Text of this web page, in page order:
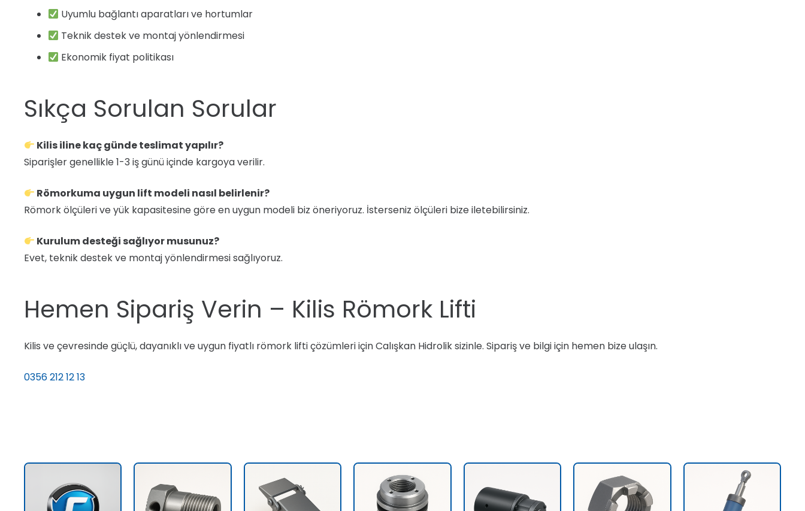
Uyumlu bağlantı aparatları ve hortumlar
Teknik destek ve montaj yönlendirmesi
Ekonomik fiyat politikası
Sıkça Sorulan Sorular
Kilis iline kaç günde teslimat yapılır?
Siparişler genellikle 1-3 iş günü içinde kargoya verilir.
Römorkuma uygun lift modeli nasıl belirlenir?
Römork ölçüleri ve yük kapasitesine göre en uygun modeli biz öneriyoruz. İsterseniz ölçüleri bize iletebilirsiniz.
Kurulum desteği sağlıyor musunuz?
Evet, teknik destek ve montaj yönlendirmesi sağlıyoruz.
Hemen Sipariş Verin – Kilis Römork Lifti
Kilis ve çevresinde güçlü, dayanıklı ve uygun fiyatlı römork lifti çözümleri için Calışkan Hidrolik sizinle. Sipariş ve bilgi için hemen bize ulaşın.
0356 212 12 13